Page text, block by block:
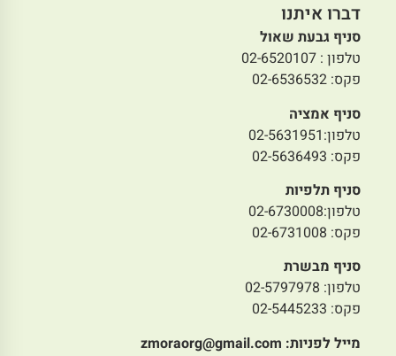
דברו איתנו
סניף גבעת שאול
טלפון : 02-6520107
פקס: 02-6536532
סניף אמציה
טלפון:02-5631951
פקס: 02-5636493
סניף תלפיות
טלפון:02-6730008
פקס: 02-6731008
סניף מבשרת
טלפון: 02-5797978
פקס: 02-5445233
מייל לפניות: zmoraorg@gmail.com